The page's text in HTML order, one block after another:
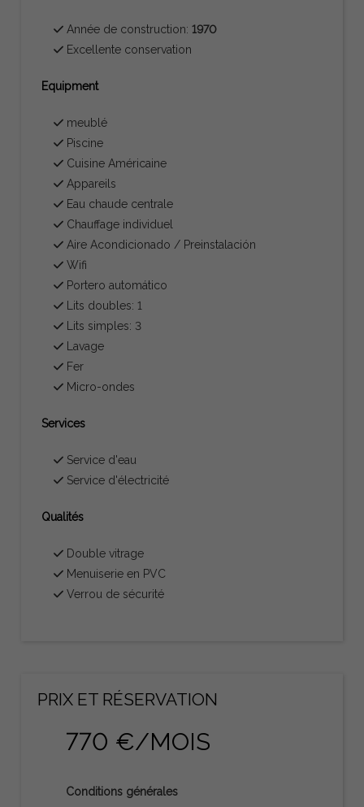
Année de construction:1970
Excellente conservation
Equipment
meublé
Piscine
Cuisine Américaine
Appareils
Eau chaude centrale
Chauffage individuel
Aire Acondicionado / Preinstalación
Wifi
Portero automático
Lits doubles: 1
Lits simples: 3
Lavage
Fer
Micro-ondes
Services
Service d'eau
Service d'électricité
Qualités
Double vitrage
Menuiserie en PVC
Verrou de sécurité
PRIX ​​ET RÉSERVATION
770 €/MOIS
Conditions générales